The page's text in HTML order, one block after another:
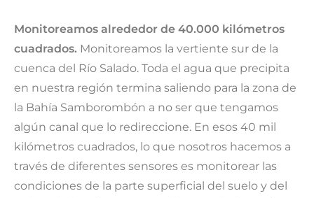
Monitoreamos alrededor de 40.000 kilómetros
cuadrados. Monitoreamos la vertiente sur de la
cuenca del Río Salado. Toda el agua que precipita
en nuestra región termina saliendo para la zona de
la Bahía Samborombón a no ser que tengamos
algún canal que lo redireccione. En esos 40 mil
kilómetros cuadrados, lo que nosotros hacemos a
través de diferentes sensores es monitorear las
condiciones de la parte superficial del suelo y del